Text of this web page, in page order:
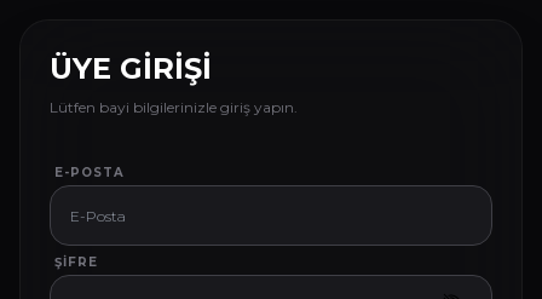
ÜYE GİRİŞİ
Lütfen bayi bilgilerinizle giriş yapın.
E-POSTA
ŞIFRE